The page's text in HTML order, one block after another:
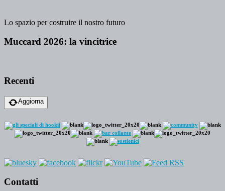
Lo spazio per costruire il nostro futuro
Muccard 2026: la vincitrice
Recenti
Aggiorna
Contatti